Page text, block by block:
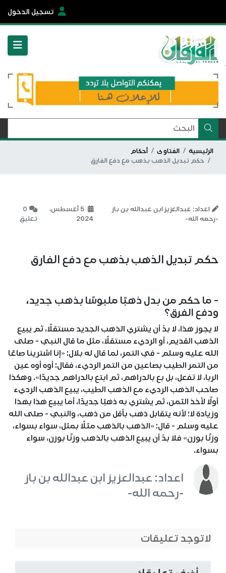
تسجيل الدخول
الرئيسية الفتاوى
أحكام
حكم تبديل الذهب بذهب مع دفع الفارق
اعداد: عبدالعزيز ابن عبدالله بن باز
-رحمه الله-
5 أغسطس،
2024
0
تعليق
حكم تبديل الذهب بذهب مع دفع الفارق
- ما حكم من بدل ذهبًا ملبوسًا بذهب جديد،
ودفع الفرق؟
لا يجوز هذا، لا بدّ أن يشتري الذهب الجديد مستقلًا، ثم يبيع
الذهب القديم، أو الرديء مستقلًا، مثل ما قال النبي - صلى
الله عليه وسلم - في التمر، لما قال له بلال: «إنا اشترينا صاعًا
من التمر الطيب بصاعين من التمر الرديء، فقال: أوه أوه عين
الربا، لا تفعل، بل بع بالدراهم، ثم ابتع بالدراهم جديدًا». وهكذا
صاحب الذهب الرديء مع الذهب الطيب، يبيع الذهب الرديء
أولًا لأخذ الثمن، ثم يشتري به ذهبًا جديدًا، أما يبيع هذا بهذا
وزيادة لا؛ لأنه يتقابل ذهب بأقل من ذهب، والنبي - صلى الله
عليه وسلم - قال: «الذهب بالذهب مثلًا بمثل، سواء بسواء،
وزنًا بوزن» فلا بدّ أن يبيع الذهب بالذهب وزنًا بوزن، سواء
بسواء.
اعداد: عبدالعزيز ابن عبدالله بن باز
-رحمه الله-
لاتوجد تعليقات